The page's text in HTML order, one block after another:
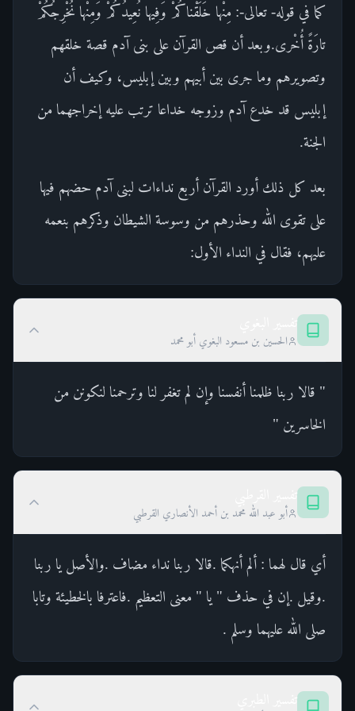
كما في قوله- تعالى-: مِنْها خَلَقْناكُمْ وَفِيها نُعِيدُكُمْ وَمِنْها نُخْرِجُكُمْ
تارَةً أُخْرى.وبعد أن قص القرآن على بنى آدم قصة خلقهم
وتصويرهم وما جرى بين أبيهم وبين إبليس، وكيف أن
إبليس قد خدع آدم وزوجه خداعا ترتب عليه إخراجهما من
الجنة.
بعد كل ذلك أورد القرآن أربع نداءات لبنى آدم حضهم فيها
على تقوى الله وحذرهم من وسوسة الشيطان وذكرهم بنعمه
عليهم، فقال في النداء الأول:
الحسين بن مسعود البغوي أبو محمد
" قالا ربنا ظلمنا أنفسنا وإن لم تغفر لنا وترحمنا لنكونن من
الخاسرين "
أبو عبد الله محمد بن أحمد الأنصاري القرطبي
أي قال لهما : ألم أنهكما .قالا ربنا نداء مضاف .والأصل يا ربنا
.وقيل .إن في حذف " يا " معنى التعظيم .فاعترفا بالخطيئة وتابا
صلى الله عليهما وسلم .